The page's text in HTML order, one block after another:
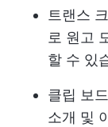
트랜스
로 원고
할 수 있
클립 보
소개 및